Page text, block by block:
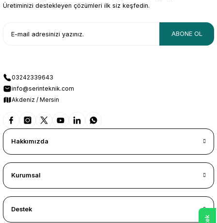
Üretiminizi destekleyen çözümleri ilk siz keşfedin.
ABONE OL
03242339643
info@serinteknik.com
Akdeniz / Mersin
Hakkımızda
Kurumsal
Destek